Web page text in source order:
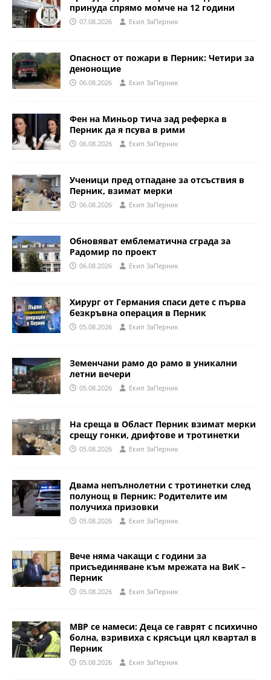
принуда спрямо момче на 12 години
07.08.2026 Eкип ЗаПерник
Опасност от пожари в Перник: Четири за
денонощие
06.08.2026 Eкип ЗаПерник
Фен на Миньор тича зад реферка в
Перник да я псува в рими
06.08.2026 Eкип ЗаПерник
Ученици пред отпадане за отсъствия в
Перник, взимат мерки
06.08.2026 Eкип ЗаПерник
Обновяват емблематична сграда за
Радомир по проект
06.08.2026 Eкип ЗаПерник
Хирург от Германия спаси дете с първа
безкръвна операция в Перник
05.08.2026 Eкип ЗаПерник
Земенчани рамо до рамо в уникални
летни вечери
05.08.2026 Eкип ЗаПерник
На среща в Област Перник взимат мерки
срещу гонки, дрифтове и тротинетки
05.08.2026 Eкип ЗаПерник
Двама непълнолетни с тротинетки след
полунощ в Перник: Родителите им
получиха призовки
05.08.2026 Eкип ЗаПерник
Вече няма чакащи с години за
присъединяване към мрежата на ВиК –
Перник
05.08.2026 Eкип ЗаПерник
МВР се намеси: Деца се гаврят с психично
болна, взривиха с крясъци цял квартал в
Перник
05.08.2026 Eкип ЗаПерник